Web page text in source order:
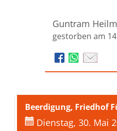
Guntram
gestorben am
Beerdigung, Friedhof
Dienstag, 30. Mai